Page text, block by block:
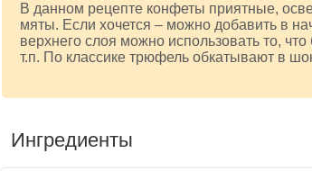
В данном рецепте конфеты приятные,
мяты. Если хочется – можно добавить в
верхнего слоя можно использовать то,
т.п. По классике трюфель обкатывают в
Ингредиенты